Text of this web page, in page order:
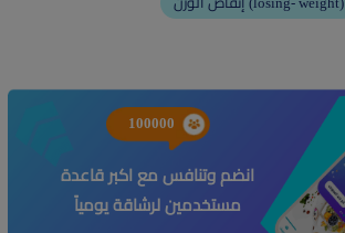
100000
انضم وتنافس مع اكبر قاعدة
مستخدمين لرشاقة يومياً